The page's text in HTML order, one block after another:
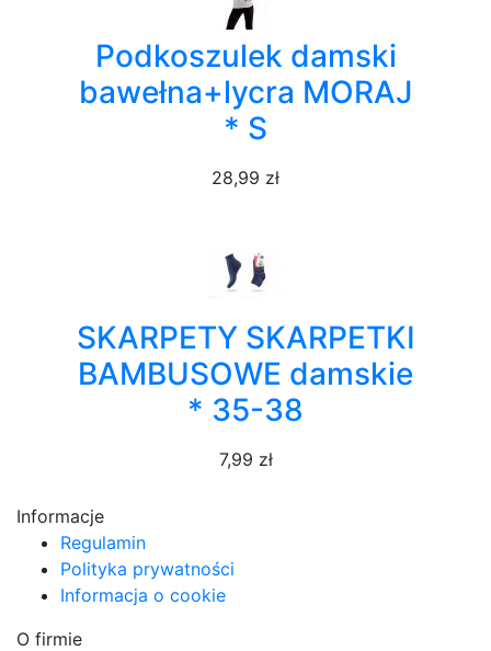
Podkoszulek damski
bawełna+lycra MORAJ
* S
28,99 zł
SKARPETY SKARPETKI
BAMBUSOWE damskie
* 35-38
7,99 zł
Informacje
Regulamin
Polityka prywatności
Informacja o cookie
O firmie